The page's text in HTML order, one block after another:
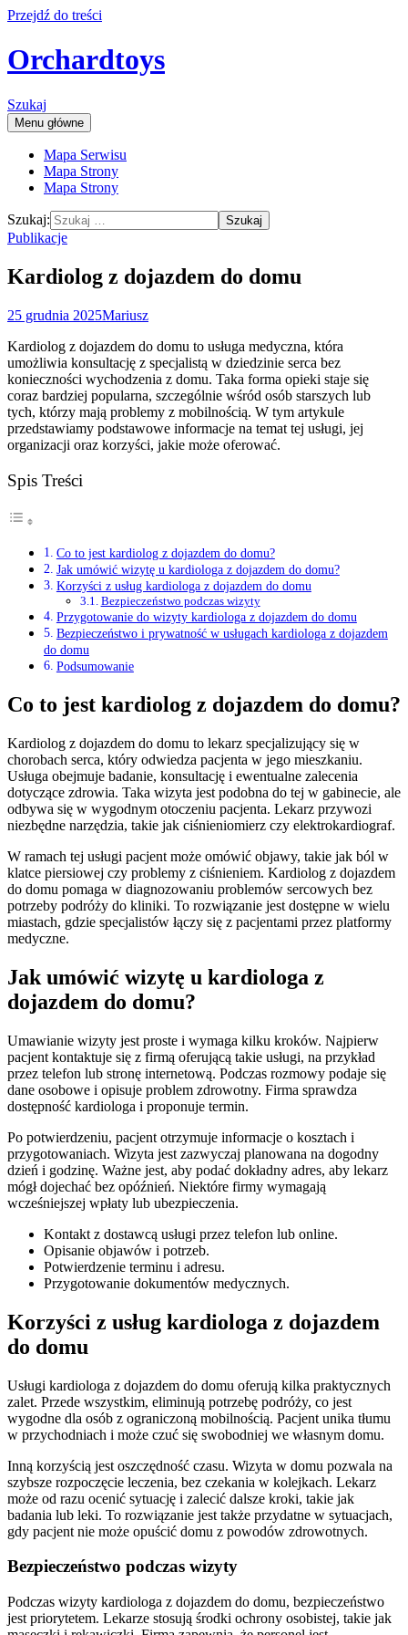
Przejdź do treści
Orchardtoys
Szukaj
Menu główne
Mapa Serwisu
Mapa Strony
Mapa Strony
Szukaj:
Publikacje
Kardiolog z dojazdem do domu
25 grudnia 2025Mariusz
Kardiolog z dojazdem do domu to usługa medyczna, która
umożliwia konsultację z specjalistą w dziedzinie serca bez
konieczności wychodzenia z domu. Taka forma opieki staje się
coraz bardziej popularna, szczególnie wśród osób starszych lub
tych, którzy mają problemy z mobilnością. W tym artykule
przedstawiamy podstawowe informacje na temat tej usługi, jej
organizacji oraz korzyści, jakie może oferować.
Spis Treści
Co to jest kardiolog z dojazdem do domu?
Jak umówić wizytę u kardiologa z dojazdem do domu?
Korzyści z usług kardiologa z dojazdem do domu
Bezpieczeństwo podczas wizyty
Przygotowanie do wizyty kardiologa z dojazdem do domu
Bezpieczeństwo i prywatność w usługach kardiologa z dojazdem
do domu
Podsumowanie
Co to jest kardiolog z dojazdem do domu?
Kardiolog z dojazdem do domu to lekarz specjalizujący się w
chorobach serca, który odwiedza pacjenta w jego mieszkaniu.
Usługa obejmuje badanie, konsultację i ewentualne zalecenia
dotyczące zdrowia. Taka wizyta jest podobna do tej w gabinecie, ale
odbywa się w wygodnym otoczeniu pacjenta. Lekarz przywozi
niezbędne narzędzia, takie jak ciśnieniomierz czy elektrokardiograf.
W ramach tej usługi pacjent może omówić objawy, takie jak ból w
klatce piersiowej czy problemy z ciśnieniem. Kardiolog z dojazdem
do domu pomaga w diagnozowaniu problemów sercowych bez
potrzeby podróży do kliniki. To rozwiązanie jest dostępne w wielu
miastach, gdzie specjalistów łączy się z pacjentami przez platformy
medyczne.
Jak umówić wizytę u kardiologa z
dojazdem do domu?
Umawianie wizyty jest proste i wymaga kilku kroków. Najpierw
pacjent kontaktuje się z firmą oferującą takie usługi, na przykład
przez telefon lub stronę internetową. Podczas rozmowy podaje się
dane osobowe i opisuje problem zdrowotny. Firma sprawdza
dostępność kardiologa i proponuje termin.
Po potwierdzeniu, pacjent otrzymuje informacje o kosztach i
przygotowaniach. Wizyta jest zazwyczaj planowana na dogodny
dzień i godzinę. Ważne jest, aby podać dokładny adres, aby lekarz
mógł dojechać bez opóźnień. Niektóre firmy wymagają
wcześniejszej wpłaty lub ubezpieczenia.
Kontakt z dostawcą usługi przez telefon lub online.
Opisanie objawów i potrzeb.
Potwierdzenie terminu i adresu.
Przygotowanie dokumentów medycznych.
Korzyści z usług kardiologa z dojazdem
do domu
Usługi kardiologa z dojazdem do domu oferują kilka praktycznych
zalet. Przede wszystkim, eliminują potrzebę podróży, co jest
wygodne dla osób z ograniczoną mobilnością. Pacjent unika tłumu
w przychodniach i może czuć się swobodniej we własnym domu.
Inną korzyścią jest oszczędność czasu. Wizyta w domu pozwala na
szybsze rozpoczęcie leczenia, bez czekania w kolejkach. Lekarz
może od razu ocenić sytuację i zalecić dalsze kroki, takie jak
badania lub leki. To rozwiązanie jest także przydatne w sytuacjach,
gdy pacjent nie może opuścić domu z powodów zdrowotnych.
Bezpieczeństwo podczas wizyty
Podczas wizyty kardiologa z dojazdem do domu, bezpieczeństwo
jest priorytetem. Lekarze stosują środki ochrony osobistej, takie jak